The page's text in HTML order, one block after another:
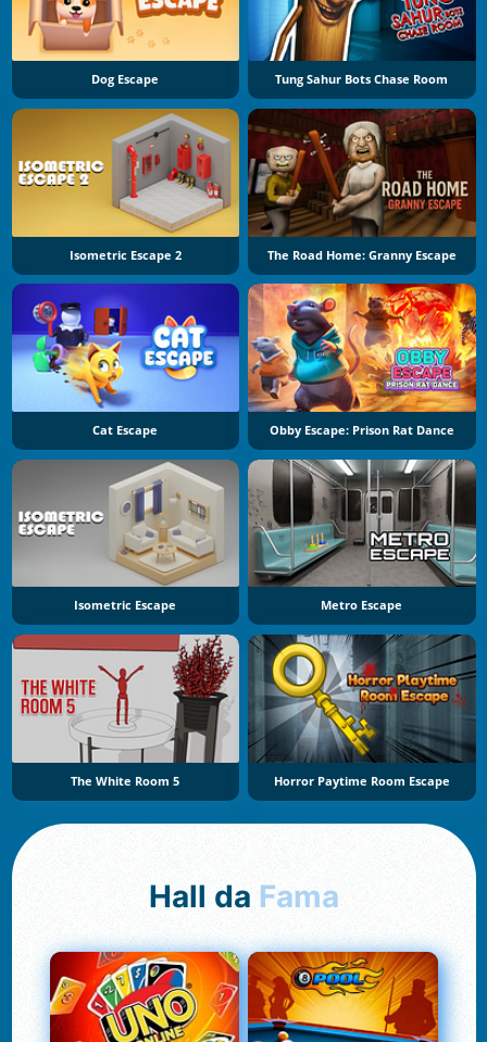
Dog Escape Tung Sahur Bots Chase Room
Isometric Escape 2 The Road Home: Granny Escape
Cat Escape Obby Escape: Prison Rat Dance
Isometric Escape Metro Escape
The White Room 5 Horror Paytime Room Escape
Hall da Fama